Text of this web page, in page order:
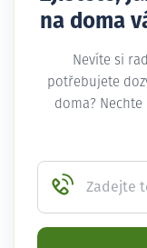
na doma
Nevíte si
potřebujete
doma?
Zadejte